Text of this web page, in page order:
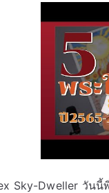
Sky-Dweller วัน